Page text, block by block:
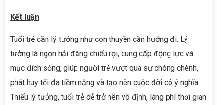
Kết luận
Tuổi trẻ cần lý tưởng như con thuyền cần hướng đi. Lý
tưởng là ngọn hải đăng chiếu rọi, cung cấp động lực và
mục đích sống, giúp người trẻ vượt qua sự chông chênh,
phát huy tối đa tiềm năng và tạo nên cuộc đời có ý nghĩa.
Thiếu lý tưởng, tuổi trẻ dễ trở nên vô định, lãng phí thời gian